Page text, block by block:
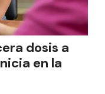
dosis a
en la